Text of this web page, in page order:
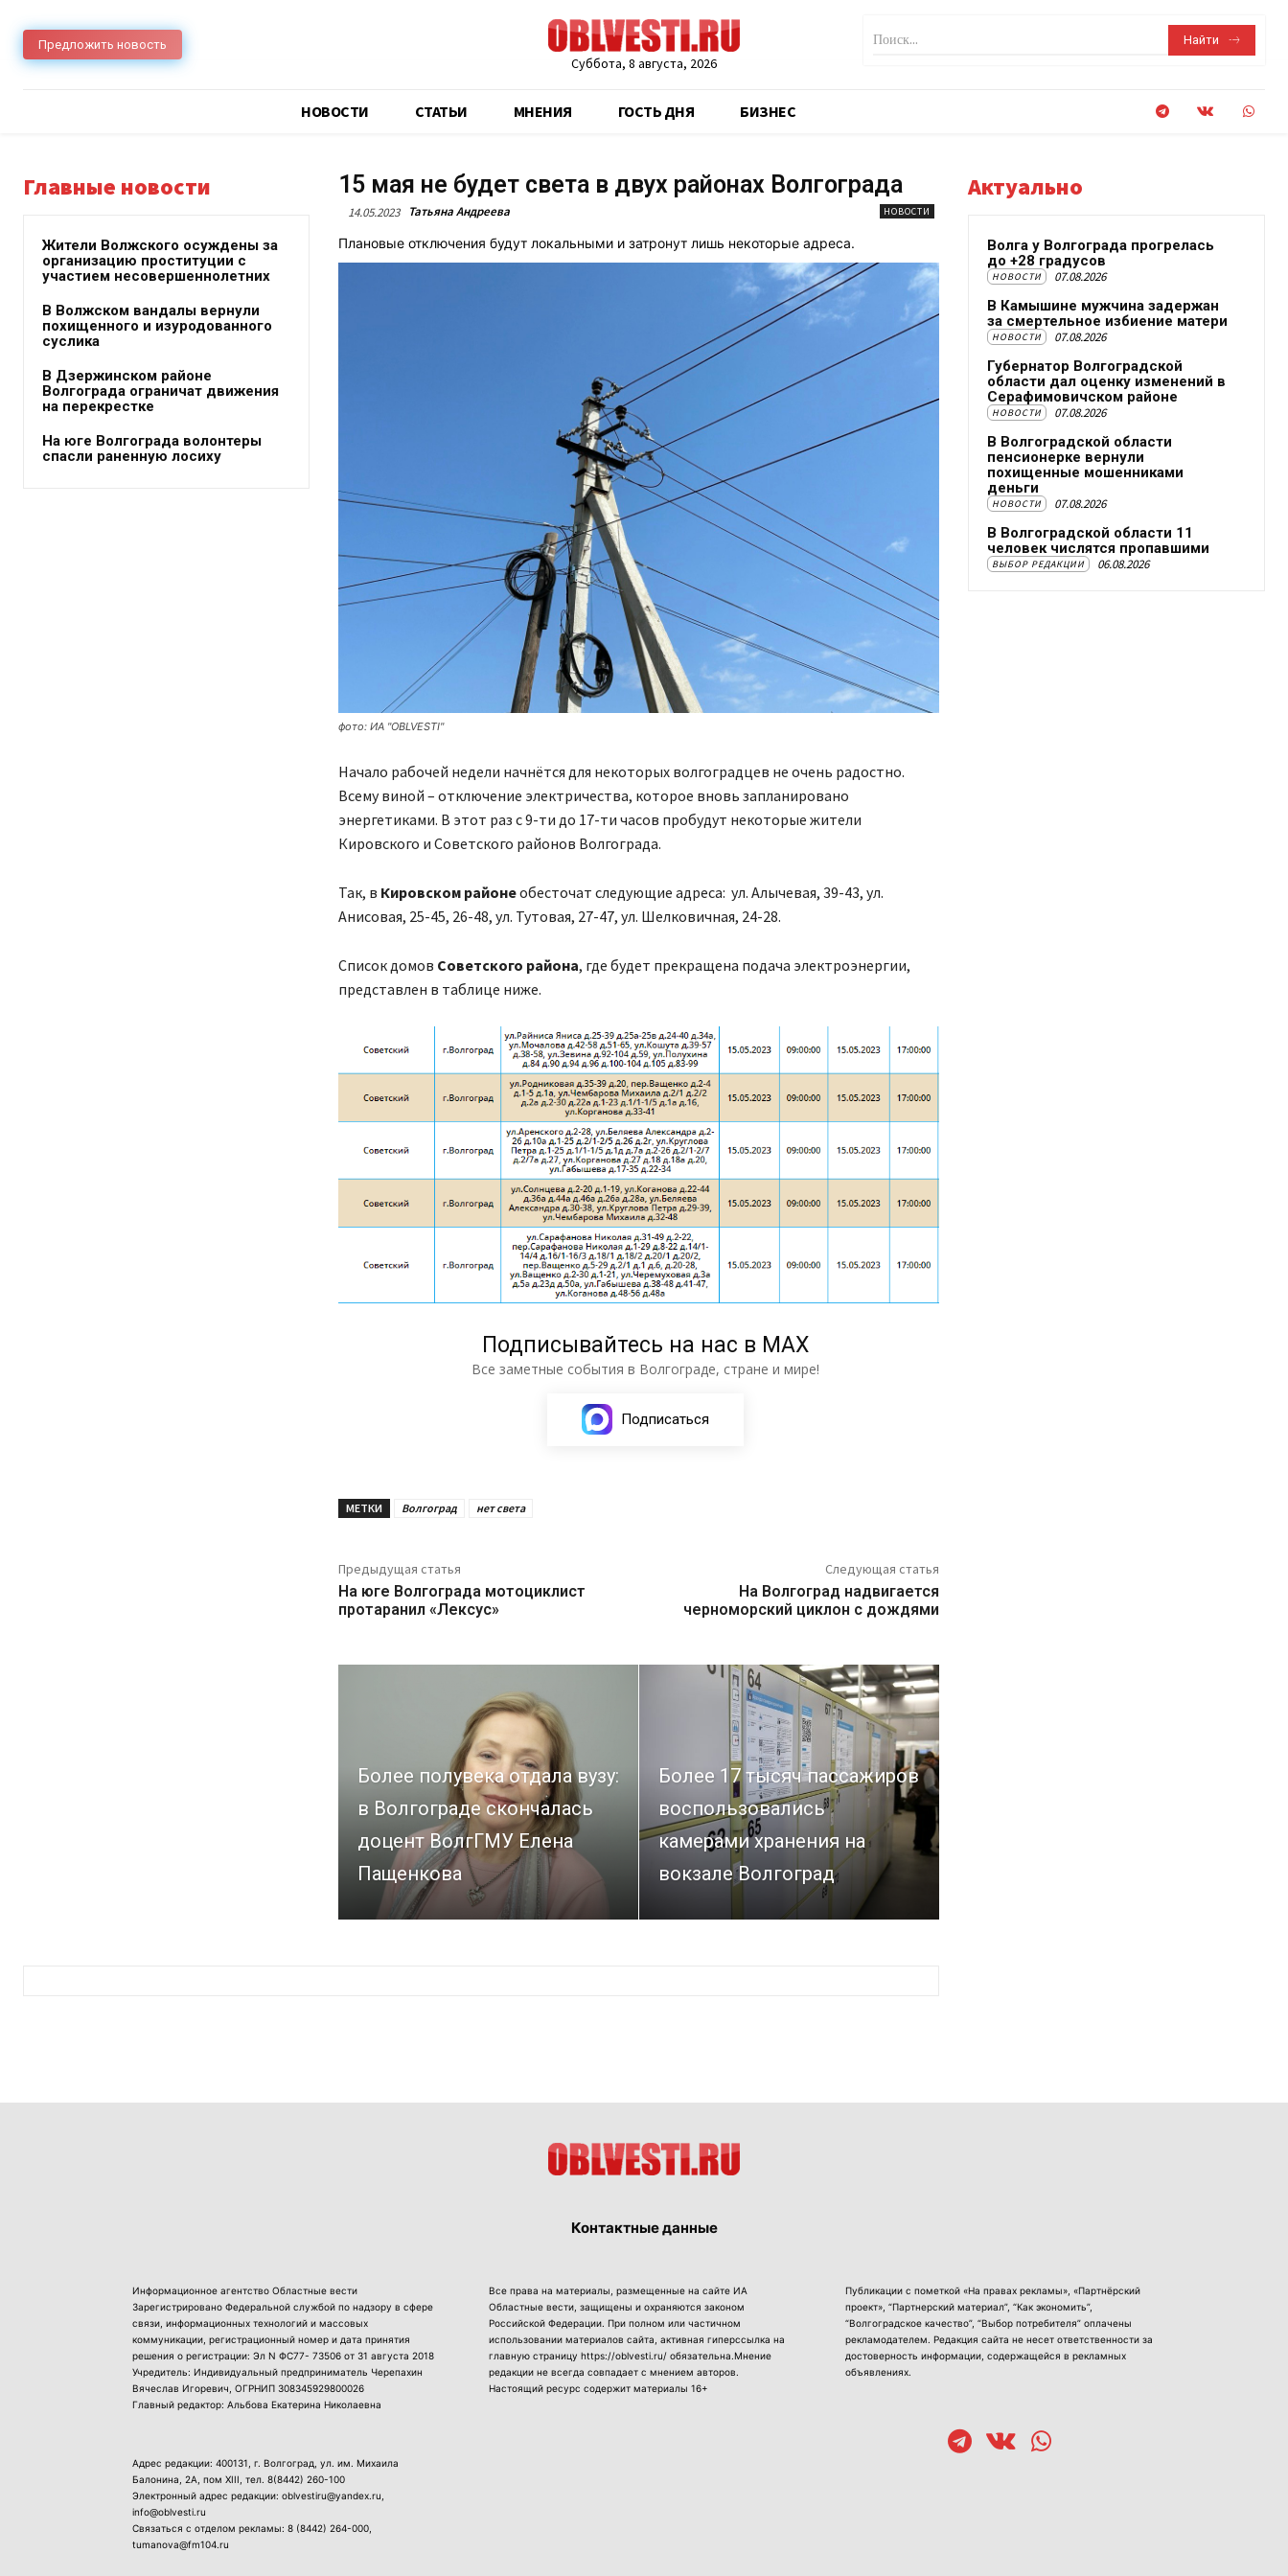
Предложить новость
Суббота, 8 августа, 2026
Поиск... Найти
НОВОСТИ CТАТЬИ МНЕНИЯ ГОСТЬ ДНЯ БИЗНЕС
Главные новости
Жители Волжского осуждены за
организацию проституции с
участием несовершеннолетних
В Волжском вандалы вернули
похищенного и изуродованного
суслика
В Дзержинском районе
Волгограда ограничат движения
на перекрестке
На юге Волгограда волонтеры
спасли раненную лосиху
15 мая не будет света в двух районах Волгограда
14.05.2023 Татьяна Андреева НОВОСТИ
Плановые отключения будут локальными и затронут лишь некоторые адреса.
фото: ИА "OBLVESTI"
Начало рабочей недели начнётся для некоторых волгоградцев не очень радостно.
Всему виной – отключение электричества, которое вновь запланировано
энергетиками. В этот раз с 9-ти до 17-ти часов пробудут некоторые жители
Кировского и Советского районов Волгограда.
Так, в Кировском районеобесточат следующие адреса: ул. Алычевая, 39-43, ул.
Анисовая, 25-45, 26-48, ул. Тутовая, 27-47, ул. Шелковичная, 24-28.
Список домов Советского района, где будет прекращена подача электроэнергии,
представлен в таблице ниже.
Подписывайтесь на нас в МАХ
Все заметные события в Волгограде, стране и мире!
Подписаться
МЕТКИ Волгоград нет света
Предыдущая статья
На юге Волгограда мотоциклист
протаранил «Лексус»
Следующая статья
На Волгоград надвигается
черноморский циклон с дождями
Более полувека отдала вузу:
в Волгограде скончалась
доцент ВолгГМУ Елена
Пащенкова
Более 17 тысяч пассажиров
воспользовались
камерами хранения на
вокзале Волгоград
Актуально
Волга у Волгограда прогрелась
до +28 градусов
НОВОСТИ 07.08.2026
В Камышине мужчина задержан
за смертельное избиение матери
НОВОСТИ 07.08.2026
Губернатор Волгоградской
области дал оценку изменений в
Серафимовичском районе
НОВОСТИ 07.08.2026
В Волгоградской области
пенсионерке вернули
похищенные мошенниками
деньги
НОВОСТИ 07.08.2026
В Волгоградской области 11
человек числятся пропавшими
ВЫБОР РЕДАКЦИИ 06.08.2026
Контактные данные
Информационное агентство Областные вести
Зарегистрировано Федеральной службой по надзору в сфере
связи, информационных технологий и массовых
коммуникации, регистрационный номер и дата принятия
решения о регистрации: Эл N ФС77- 73506 от 31 августа 2018
Учредитель: Индивидуальный предприниматель Черепахин
Вячеслав Игоревич, ОГРНИП 308345929800026
Главный редактор: Альбова Екатерина Николаевна
Адрес редакции: 400131, г. Волгоград, ул. им. Михаила
Балонина, 2А, пом XIII, тел. 8(8442) 260-100
Электронный адрес редакции: oblvestiru@yandex.ru,
info@oblvesti.ru
Связаться с отделом рекламы: 8 (8442) 264-000
tumanova@fm104.ru
Все права на материалы, размещенные на сайте ИА
Областные вести, защищены и охраняются законом
Российской Федерации. При полном или частичном
использовании материалов сайта, активная гиперссылка на
главную страницу https://oblvesti.ru/ обязательна.Мнение
редакции не всегда совпадает с мнением авторов.
Настоящий ресурс содержит материалы 16+
Публикации с пометкой «На правах рекламы», «Партнёрский
проект», “Партнерский материал”, “Как экономить”,
“Волгоградское качество”, “Выбор потребителя” оплачены
рекламодателем. Редакция сайта не несет ответственности за
достоверность информации, содержащейся в рекламных
объявлениях.